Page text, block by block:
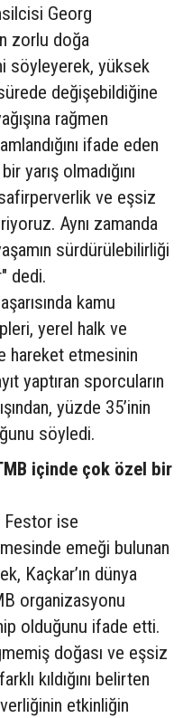
Georg
zorlu doğa
söyleyerek, yüksek
değişebildiğine
rağmen
ifade eden
yarış olmadığını
ve eşsiz
Aynı zamanda
sürdürülebilirliği
dedi.
kamu
yerel halk ve
hareket etmesinin
yaptıran sporcuların
yüzde 35’inin
söyledi.
içinde çok özel bir
Festor ise
emeği bulunan
Kaçkar’ın dünya
organizasyonu
olduğunu ifade etti.
doğası ve eşsiz
kıldığını belirten
etkinliğin